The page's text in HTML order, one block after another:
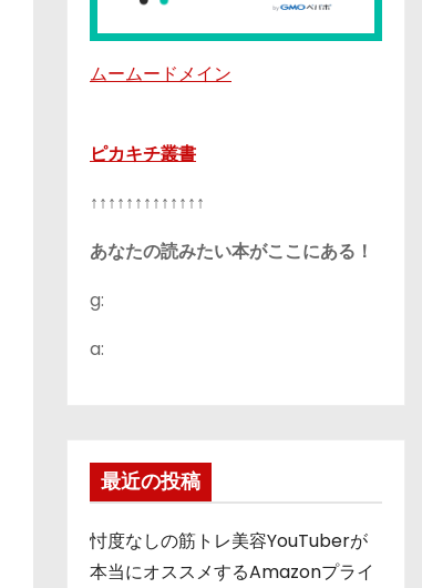
ムームードメイン
ピカキチ叢書
↑↑↑↑↑↑↑↑↑↑↑↑↑
あなたの読みたい本がここにある！
g:
a:
最近の投稿
忖度なしの筋トレ美容YouTuberが
本当にオススメするAmazonプライ